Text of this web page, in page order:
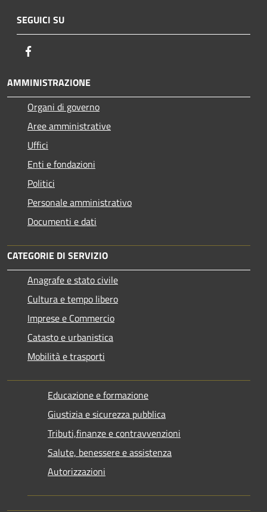
SEGUICI SU
AMMINISTRAZIONE
Organi di governo
Aree amministrative
Uffici
Enti e fondazioni
Politici
Personale amministrativo
Documenti e dati
CATEGORIE DI SERVIZIO
Anagrafe e stato civile
Cultura e tempo libero
Imprese e Commercio
Catasto e urbanistica
Mobilità e trasporti
Educazione e formazione
Giustizia e sicurezza pubblica
Tributi,finanze e contravvenzioni
Salute, benessere e assistenza
Autorizzazioni